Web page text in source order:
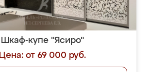
Шкаф-купе "Ясиро"
Цена: от 69 000 руб.